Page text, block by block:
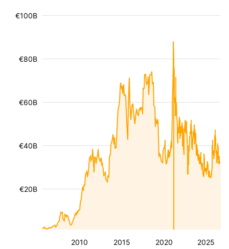
2010 2015 2020 2025
€20B
€40B
€60B
€80B
€100B